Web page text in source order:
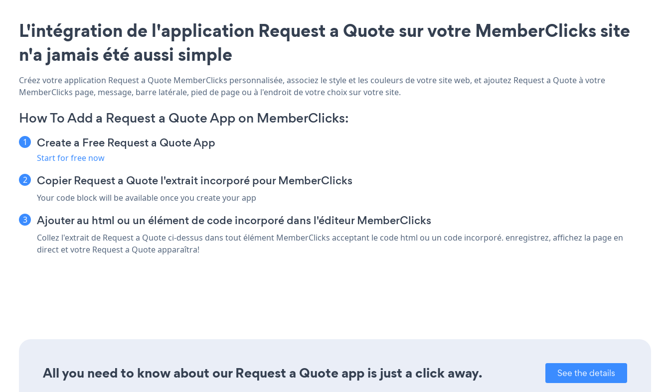
L'intégration de l'application Request a Quote sur votre MemberClicks site
n'a jamais été aussi simple
Créez votre application Request a Quote MemberClicks personnalisée, associez le style et les couleurs de votre site web, et ajoutez Request a Quote à votre
MemberClicks page, message, barre latérale, pied de page ou à l'endroit de votre choix sur votre site.
How To Add a Request a Quote App on MemberClicks:
Create a Free Request a Quote App
Start for free now
Copier Request a Quote l'extrait incorporé pour MemberClicks
Your code block will be available once you create your app
Ajouter au html ou un élément de code incorporé dans l'éditeur MemberClicks
Collez l'extrait de Request a Quote ci-dessus dans tout élément MemberClicks acceptant le code html ou un code incorporé. enregistrez, affichez la page en
direct et votre Request a Quote apparaîtra!
All you need to know about our Request a Quote app is just a click away. See the details